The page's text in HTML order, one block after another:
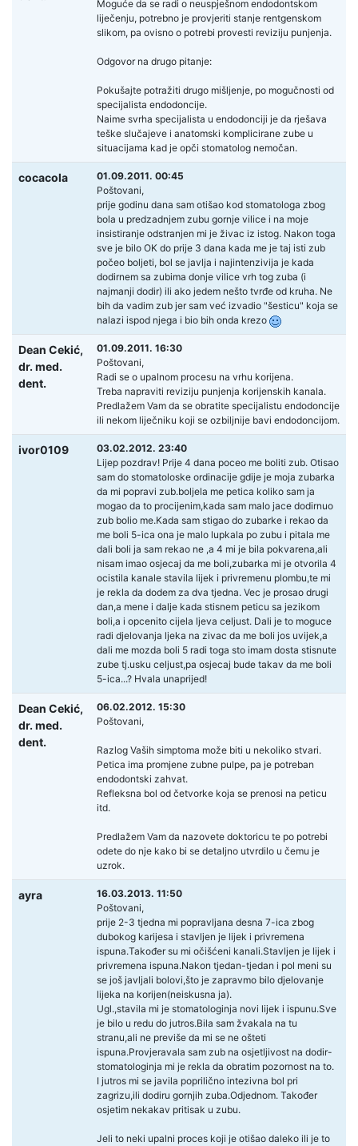
Moguće da se radi o neuspješnom endodontskom
liječenju, potrebno je provjeriti stanje rentgenskom
slikom, pa ovisno o potrebi provesti reviziju punjenja.
Odgovor na drugo pitanje:
Pokušajte potražiti drugo mišljenje, po mogučnosti od
specijalista endodoncije.
Naime svrha specijalista u endodonciji je da rješava
teške slučajeve i anatomski komplicirane zube u
situacijama kad je opči stomatolog nemočan.
cocacola
01.09.2011. 00:45
Poštovani,
prije godinu dana sam otišao kod stomatologa zbog
bola u predzadnjem zubu gornje vilice i na moje
insistiranje odstranjen mi je živac iz istog. Nakon toga
sve je bilo OK do prije 3 dana kada me je taj isti zub
počeo boljeti, bol se javlja i najintenzivija je kada
dodirnem sa zubima donje vilice vrh tog zuba (i
najmanji dodir) ili ako jedem nešto tvrđe od kruha. Ne
bih da vadim zub jer sam već izvadio "šesticu" koja se
nalazi ispod njega i bio bih onda krezo
Dean Cekić,
dr. med.
dent.
01.09.2011. 16:30
Poštovani,
Radi se o upalnom procesu na vrhu korijena.
Treba napraviti reviziju punjenja korijenskih kanala.
Predlažem Vam da se obratite specijalistu endodoncije
ili nekom liječniku koji se ozbiljnije bavi endodoncijom.
ivor0109
03.02.2012. 23:40
Lijep pozdrav! Prije 4 dana poceo me boliti zub. Otisao
sam do stomatoloske ordinacije gdije je moja zubarka
da mi popravi zub.boljela me petica koliko sam ja
mogao da to procijenim,kada sam malo jace dodirnuo
zub bolio me.Kada sam stigao do zubarke i rekao da
me boli 5-ica ona je malo lupkala po zubu i pitala me
dali boli ja sam rekao ne ,a 4 mi je bila pokvarena,ali
nisam imao osjecaj da me boli,zubarka mi je otvorila 4
ocistila kanale stavila lijek i privremenu plombu,te mi
je rekla da dodem za dva tjedna. Vec je prosao drugi
dan,a mene i dalje kada stisnem peticu sa jezikom
boli,a i opcenito cijela ljeva celjust. Dali je to moguce
radi djelovanja ljeka na zivac da me boli jos uvijek,a
dali me mozda boli 5 radi toga sto imam dosta stisnute
zube tj.usku celjust,pa osjecaj bude takav da me boli
5-ica...? Hvala unaprijed!
Dean Cekić,
dr. med.
dent.
06.02.2012. 15:30
Poštovani,
Razlog Vaših simptoma može biti u nekoliko stvari.
Petica ima promjene zubne pulpe, pa je potreban
endodontski zahvat.
Refleksna bol od četvorke koja se prenosi na peticu
itd.
Predlažem Vam da nazovete doktoricu te po potrebi
odete do nje kako bi se detaljno utvrdilo u čemu je
uzrok.
ayra
16.03.2013. 11:50
Poštovani,
prije 2-3 tjedna mi popravljana desna 7-ica zbog
dubokog karijesa i stavljen je lijek i privremena
ispuna.Također su mi očišćeni kanali.Stavljen je lijek i
privremena ispuna.Nakon tjedan-tjedan i pol meni su
se još javljali bolovi,što je zapravmo bilo djelovanje
lijeka na korijen(neiskusna ja).
Ugl.,stavila mi je stomatologinja novi lijek i ispunu.Sve
je bilo u redu do jutros.Bila sam žvakala na tu
stranu,ali ne previše da mi se ne ošteti
ispuna.Provjeravala sam zub na osjetljivost na dodir-
stomatologinja mi je rekla da obratim pozornost na to.
I jutros mi se javila poprilično intezivna bol pri
zagrizu,ili dodiru gornjih zuba.Odjednom. Također
osjetim nekakav pritisak u zubu.
Jeli to neki upalni proces koji je otišao daleko ili je to